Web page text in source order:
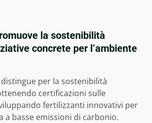
la sostenibilità
concrete per l’ambiente
per la sostenibilità
certificazioni sulle
fertilizzanti innovativi per
a basse emissioni di carbonio.